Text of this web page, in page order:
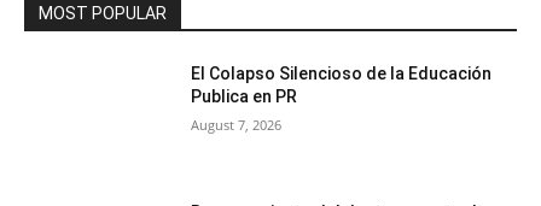
MOST POPULAR
El Colapso Silencioso de la Educación
Publica en PR
August 7, 2026